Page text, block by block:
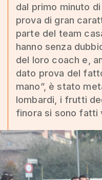
dal primo minuto
prova di gran
parte del team
hanno senza
del loro coach e,
dato prova del
mano”, è stato
lombardi, i frutti
finora si sono fatti